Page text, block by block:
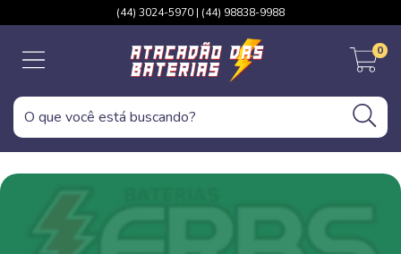
(44) 3024-5970 | (44) 98838-9988
0